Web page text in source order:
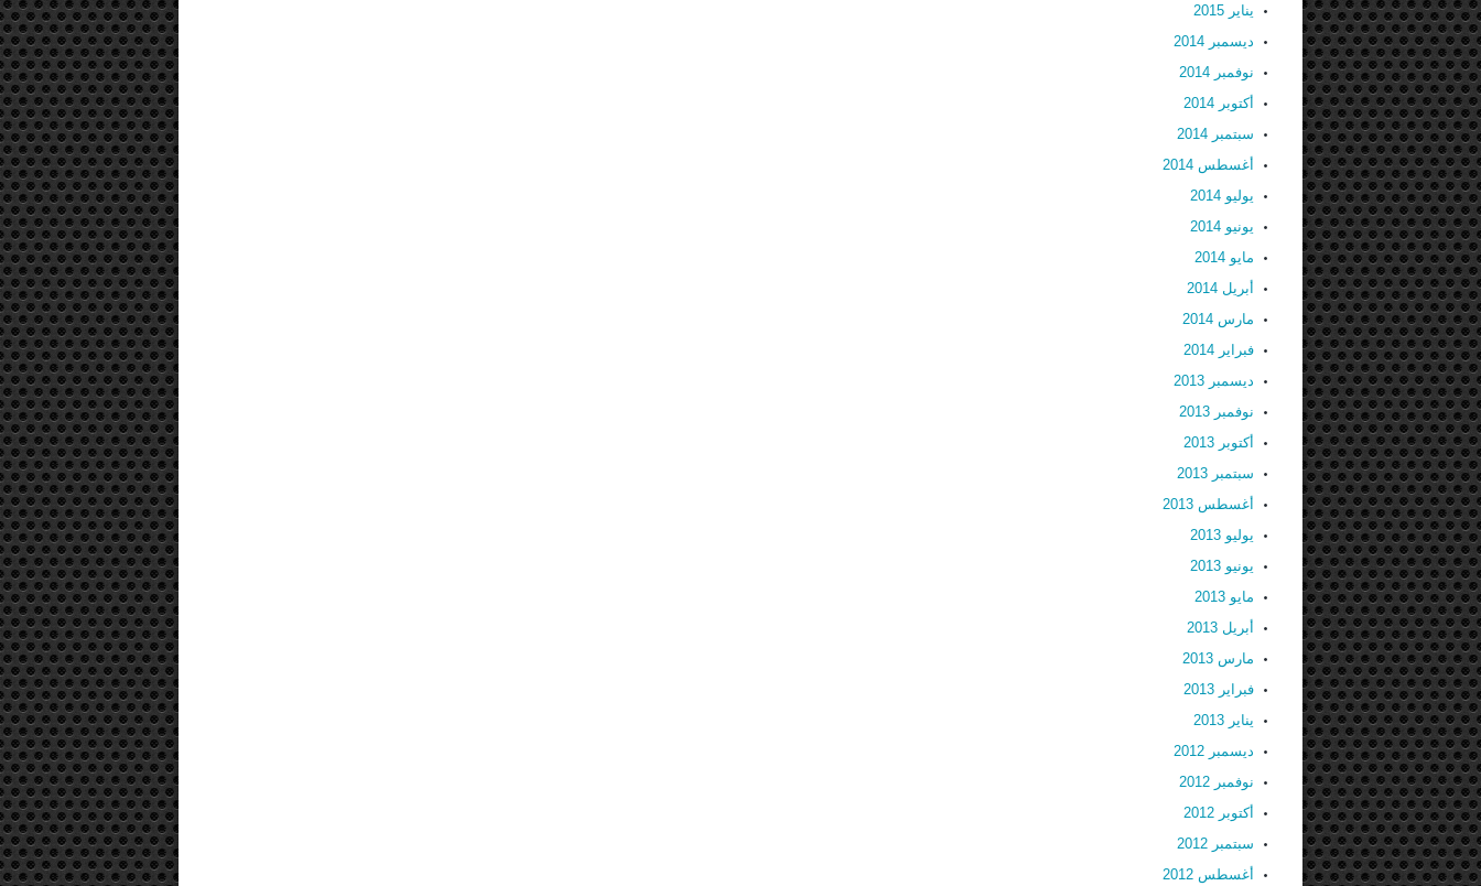
يناير 2015
ديسمبر 2014
نوفمبر 2014
أكتوبر 2014
سبتمبر 2014
أغسطس 2014
يوليو 2014
يونيو 2014
مايو 2014
أبريل 2014
مارس 2014
فبراير 2014
ديسمبر 2013
نوفمبر 2013
أكتوبر 2013
سبتمبر 2013
أغسطس 2013
يوليو 2013
يونيو 2013
مايو 2013
أبريل 2013
مارس 2013
فبراير 2013
يناير 2013
ديسمبر 2012
نوفمبر 2012
أكتوبر 2012
سبتمبر 2012
أغسطس 2012